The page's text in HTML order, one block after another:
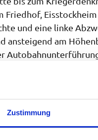
Zustimmung
Friedhof,
und eine linke
ansteigend am
und